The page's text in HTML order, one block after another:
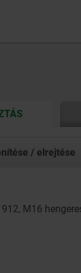
CURRENT
/ elrejtése
M16